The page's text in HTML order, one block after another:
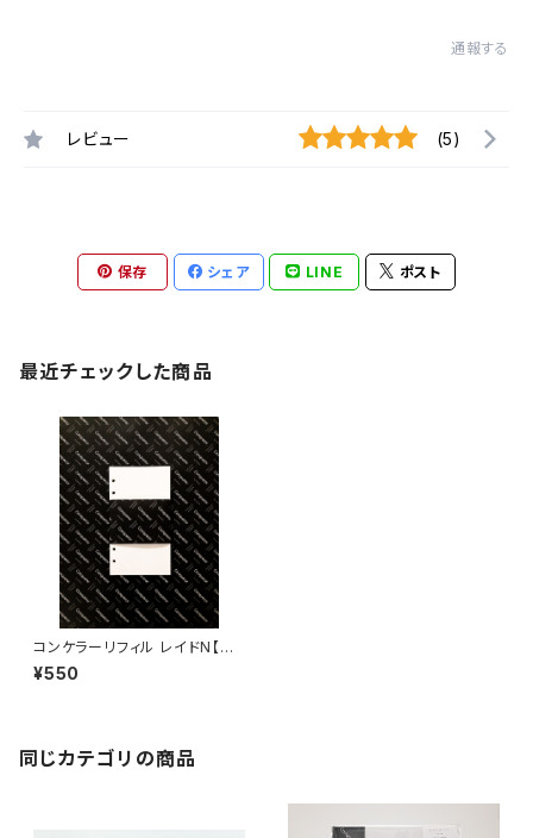
通報する
レビュー (5)
保存 シェア LINE ポスト
最近チェックした商品
コンケラーリフィル レイドN【バ
イブル・無地・6穴】
¥550
同じカテゴリの商品